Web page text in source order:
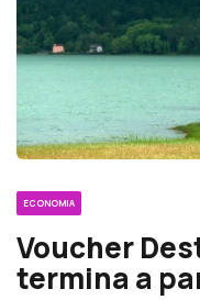
ECONOMIA
Voucher
termina a